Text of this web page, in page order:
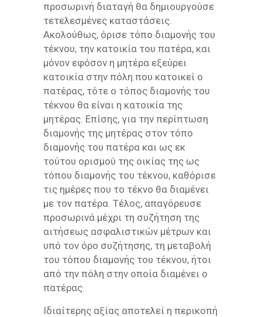
προσωρινή διαταγή θα δημιουργούσε
τετελεσμένες καταστάσεις.
Ακολούθως, όρισε τόπο διαμονής του
τέκνου, την κατοικία του πατέρα, και
μόνον εφόσον η μητέρα εξεύρει
κατοικία στην πόλη που κατοικεί ο
πατέρας, τότε ο τόπος διαμονής του
τέκνου θα είναι η κατοικία της
μητέρας. Επίσης, για την περίπτωση
διαμονής της μητέρας στον τόπο
διαμονής του πατέρα και ως εκ
τούτου ορισμού της οικίας της ως
τόπου διαμονής του τέκνου, καθόρισε
τις ημέρες που το τέκνο θα διαμένει
με τον πατέρα. Τέλος, απαγόρευσε
προσωρινά μέχρι τη συζήτηση της
αιτήσεως ασφαλιστικών μέτρων και
υπό τον όρο συζήτησης, τη μεταβολή
του τόπου διαμονής του τέκνου, ήτοι
από την πόλη στην οποία διαμένει ο
πατέρας.
Ιδιαίτερης αξίας αποτελεί η περικοπή